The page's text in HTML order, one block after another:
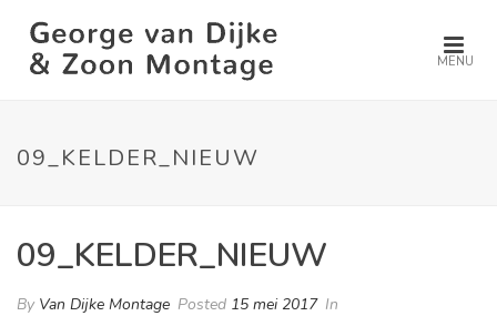
MENU
09_KELDER_NIEUW
09_KELDER_NIEUW
By Van Dijke Montage Posted 15 mei 2017 In